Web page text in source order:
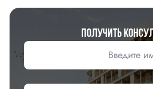
Получить